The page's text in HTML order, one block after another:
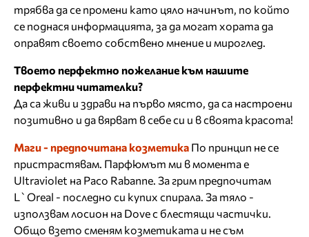
трябва да се промени като цяло начинът, по който
се поднася информацията, за да могат хората да
оправят своето собствено мнение и мироглед.
Твоето перфектно пожелание към нашите
перфектни читателки?
Да са живи и здрави на първо място, да са настроени
позитивно и да вярват в себе си и в своята красота!
Maги - предпочитана козметика По принцип не се
пристрастявам. Парфюмът ми в момента е
Ultraviolet на Paco Rabanne. За грим предпочитам
L`Oreal - последно си купих спирала. За тяло -
използвам лосион на Dove с блестящи частички.
Общо взето сменям козметиката и не съм